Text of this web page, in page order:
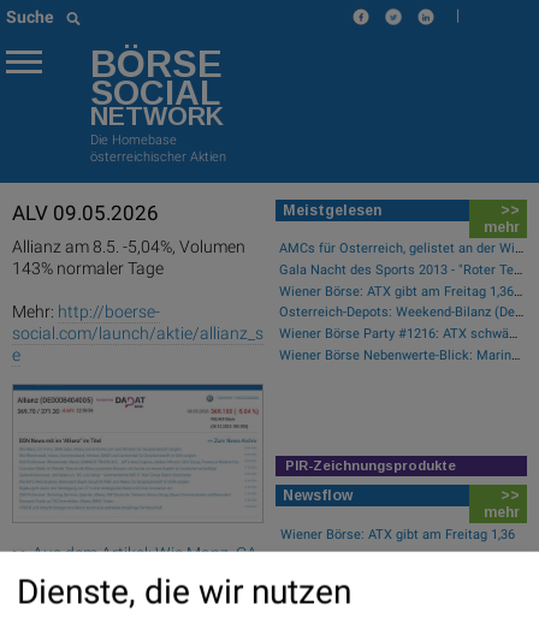
Suche |
BÖRSE
SOCIAL
NETWORK
Die Homebase
österreichischer Aktien
ALV 09.05.2026
Allianz am 8.5. -5,04%, Volumen
143% normaler Tage
Mehr: http://boerse-
social.com/launch/aktie/allianz_s
e
>> Aus dem Artikel: Wie Manz, CA
Immo, SMA Solar, Allianz, bet-at-
home.com und Infineon für
Meistgelesen
>>
mehr
AMCs für Österreich, gelistet an der Wiener Börse
Gala Nacht des Sports 2013 - "Roter Teppich"
Wiener Börse: ATX gibt am Freitag 1,36 Prozent ab
Österreich-Depots: Weekend-Bilanz (Depot Kommentar)
Wiener Börse Party #1216: ATX schwächer, Bajaj Mobility weiter stark, neue indische Freunde und Rajiv Bajaj mein Man of the Day
Wiener Börse Nebenwerte-Blick: Marinomed steigt 8 Prozent, Bajaj Mobility 7,84 Prozent
PIR-Zeichnungsprodukte
Newsflow
>>
mehr
Wiener Börse: ATX gibt am Freitag 1,36
Wiener Börse Nebenwerte-Blick:
Marinomed steigt 8...
Dienste, die wir nutzen